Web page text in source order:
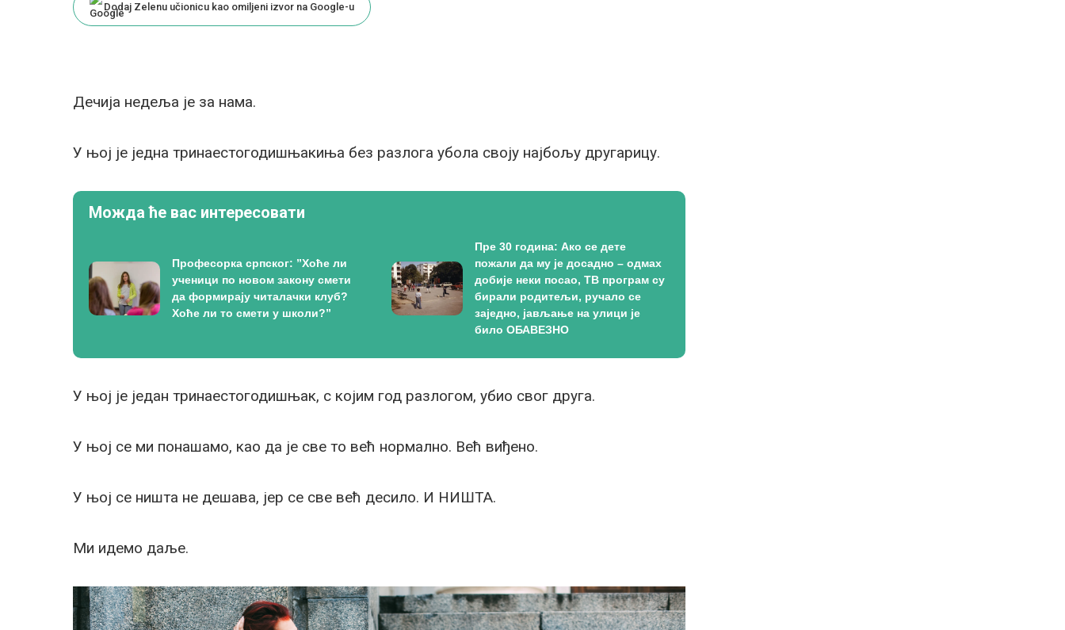
Dodaj Zelenu učionicu kao omiljeni izvor na Google-u
Дечија недеља је за нама.
У њој је једна тринаестогодишњакиња без разлога убола своју најбољу другарицу.
Можда ће вас интересовати
Професорка српског: ”Хоће ли
ученици по новом закону смети
да формирају читалачки клуб?
Хоће ли то смети у школи?”
Пре 30 година: Ако се дете
пожали да му је досадно – одмах
добије неки посао, ТВ програм су
бирали родитељи, ручало се
заједно, јављање на улици је
било ОБАВЕЗНО
У њој је један тринаестогодишњак, с којим год разлогом, убио свог друга.
У њој се ми понашамо, као да је све то већ нормално. Већ виђено.
У њој се ништа не дешава, јер се све већ десило. И НИШТА.
Ми идемо даље.